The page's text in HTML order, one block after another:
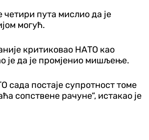
четири пута мислио да је
могућ.
критиковао НАТО као
је да је промјенио мишљење.
сада постаје супротност томе
сопствене рачуне“, истакао је